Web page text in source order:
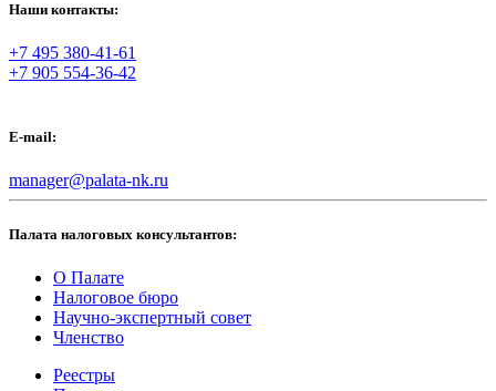
Наши контакты:
+7 495 380-41-61
+7 905 554-36-42
E-mail:
manager@palata-nk.ru
Палата налоговых консультантов:
О Палате
Налоговое бюро
Научно-экспертный совет
Членство
Реестры